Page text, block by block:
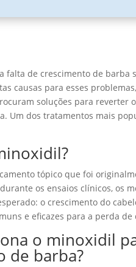
falta de crescimento de barba
causas para esses
soluções para reverter
Um dos tratamentos mais
tópico que foi
os ensaios clínicos, os
o crescimento do
e eficazes para a perda de
o minoxidil
de barba?